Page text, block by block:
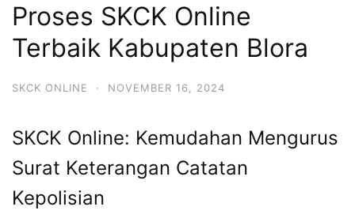
Proses SKCK Online
Terbaik Kabupaten Blora
SKCK ONLINE · NOVEMBER 16, 2024
SKCK Online: Kemudahan Mengurus
Surat Keterangan Catatan
Kepolisian